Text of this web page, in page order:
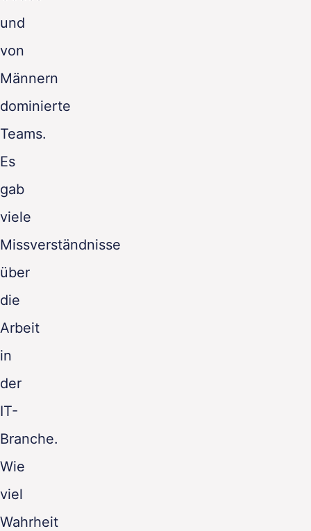
und
von
Männern
dominierte
Teams.
Es
gab
viele
Missverständnisse
über
die
Arbeit
in
der
IT-
Branche.
Wie
viel
Wahrheit